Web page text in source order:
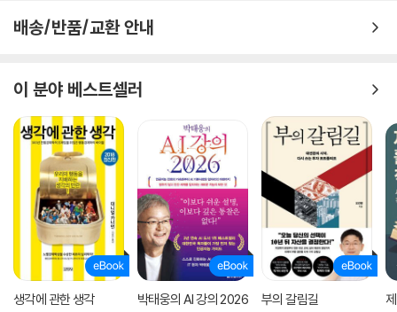
배송/반품/교환 안내
이 분야 베스트셀러
생각에 관한 생각 박태웅의 AI 강의 2026 부의 갈림길